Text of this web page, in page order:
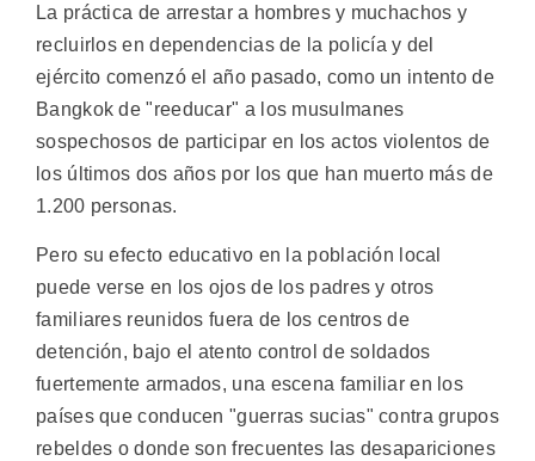
La práctica de arrestar a hombres y muchachos y
recluirlos en dependencias de la policía y del
ejército comenzó el año pasado, como un intento de
Bangkok de "reeducar" a los musulmanes
sospechosos de participar en los actos violentos de
los últimos dos años por los que han muerto más de
1.200 personas.
Pero su efecto educativo en la población local
puede verse en los ojos de los padres y otros
familiares reunidos fuera de los centros de
detención, bajo el atento control de soldados
fuertemente armados, una escena familiar en los
países que conducen "guerras sucias" contra grupos
rebeldes o donde son frecuentes las desapariciones